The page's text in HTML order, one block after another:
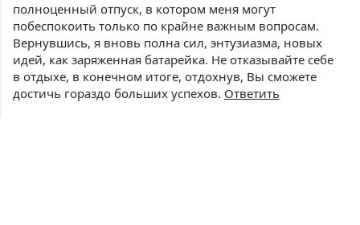
полноценный отпуск, в котором меня могут
побеспокоить только по крайне важным вопросам.
Вернувшись, я вновь полна сил, энтузиазма, новых
идей, как заряженная батарейка. Не отказывайте себе
в отдыхе, в конечном итоге, отдохнув, Вы сможете
достичь гораздо больших успехов. Ответить